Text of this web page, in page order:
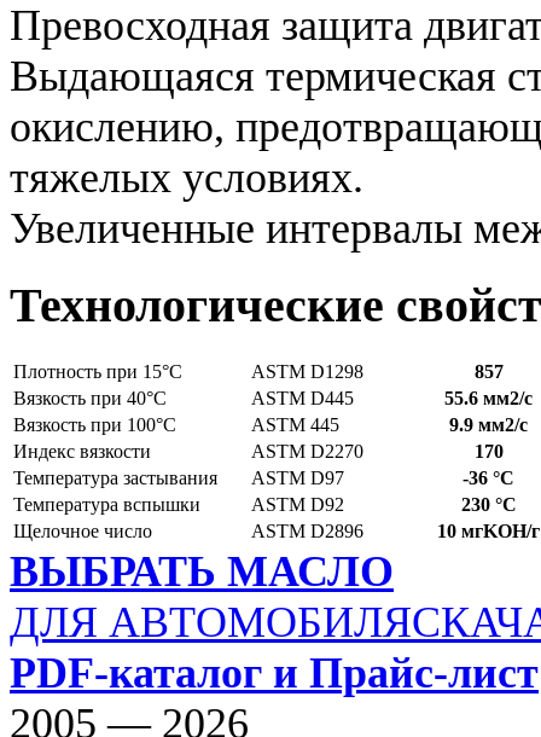
Превосходная защита
Выдающаяся термическая
окислению,
тяжелых условиях.
Увеличенные интервалы
Технологические
Плотность при 15°C ASTM D1298
857
Вязкость при 40°C
ASTM D445
55.6 мм2/с
Вязкость при 100°C
ASTM 445
9.9 мм2/с
Индекс вязкости
ASTM D2270
170
Температура застывания
ASTM D97
-36 °C
Температура вспышки
ASTM D92
230 °C
Щелочное число
ASTM D2896 10 мгKOH/г
ВЫБРАТЬ МАСЛО
ДЛЯ АВТОМОБИЛЯ
PDF-каталог и Прайс-лист
2005 — 2026